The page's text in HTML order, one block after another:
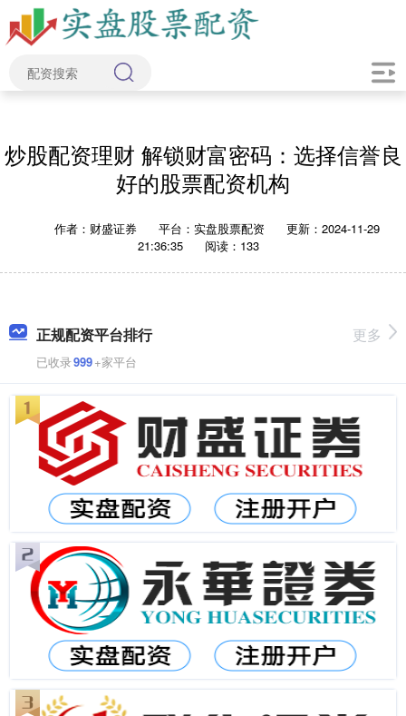
炒股配资理财 解锁财富密码：选择信誉良
好的股票配资机构
作者：财盛证券 平台：实盘股票配资
更新：2024-11-29
21:36:35
阅读：133
正规配资平台排行
已收录999+家平台
更多